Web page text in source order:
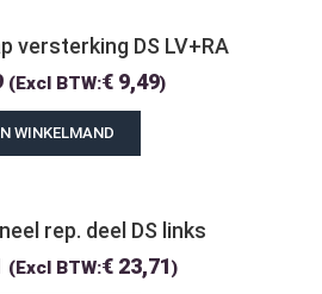
versterking DS LV+RA
(Excl BTW:€9,49)
WINKELMAND
rep. deel DS links
(Excl BTW:€23,71)